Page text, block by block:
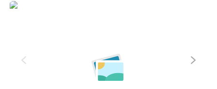
Пояс для тяжелой атлетики Eleiko Premium 3000619060